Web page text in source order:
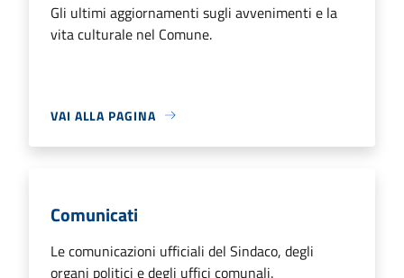
Gli ultimi aggiornamenti sugli avvenimenti e la
vita culturale nel Comune.
VAI ALLA PAGINA
Comunicati
Le comunicazioni ufficiali del Sindaco, degli
organi politici e degli uffici comunali.